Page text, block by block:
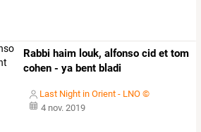
Rabbi haim louk, alfonso cid et tom
cohen - ya bent bladi
Last Night in Orient - LNO ©
4 nov. 2019